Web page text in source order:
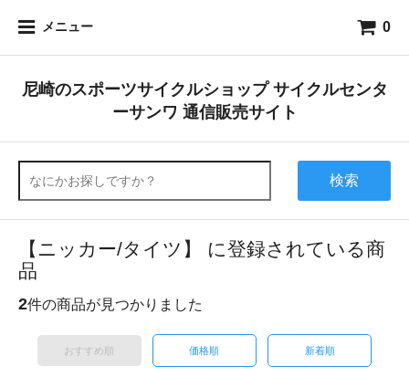
メニュー 0
尼崎のスポーツサイクルショップ サイクルセンタ
ーサンワ 通信販売サイト
検索
【ニッカー/タイツ】 に登録されている商
品
2件の商品が見つかりました
おすすめ順 価格順 新着順